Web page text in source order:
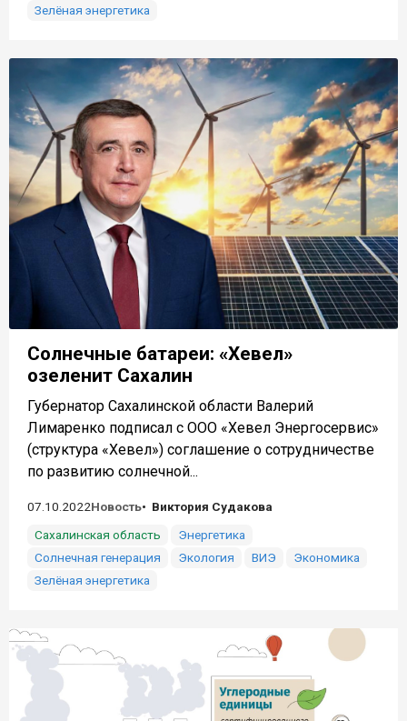
Зелёная энергетика
Солнечные батареи: «Хевел»
озеленит Сахалин
Губернатор Сахалинской области Валерий
Лимаренко подписал с ООО «Хевел Энергосервис»
(структура «Хевел») соглашение о сотрудничестве
по развитию солнечной...
07.10.2022Новость
Виктория Судакова
Сахалинская область
Энергетика
Солнечная генерация
Экология ВИЭ
Экономика
Зелёная энергетика